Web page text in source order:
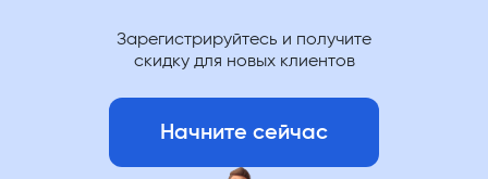
Зарегистрируйтесь и получите
скидку для новых клиентов
Начните сейчас